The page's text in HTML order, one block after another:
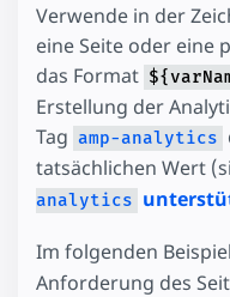
Verwende in der
eine Seite oder eine
das Format
Erstellung der
Tag amp-analytics
tatsächlichen Wert
analytics
Im folgenden
Anforderung des